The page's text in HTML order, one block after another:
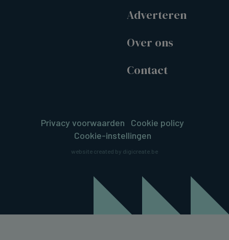
Adverteren
Over ons
Contact
Privacy voorwaarden
Cookie policy
Cookie-instellingen
website created by digicreate.be